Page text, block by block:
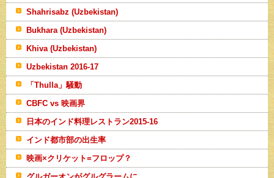
Shahrisabz (Uzbekistan)
Bukhara (Uzbekistan)
Khiva (Uzbekistan)
Uzbekistan 2016-17
「Thulla」騒動
CBFC vs 映画界
日本のインド料理レストラン2015-16
インド都市部の出生率
映画×クリケット=フロップ？